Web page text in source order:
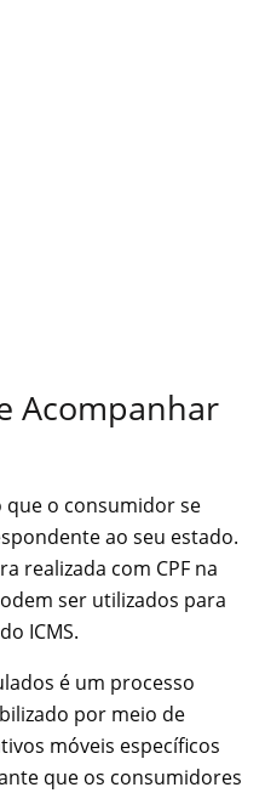
Acompanhar
que o consumidor se
ao seu estado.
realizada com CPF na
ser utilizados para
ICMS.
é um processo
por meio de
móveis específicos
que os consumidores